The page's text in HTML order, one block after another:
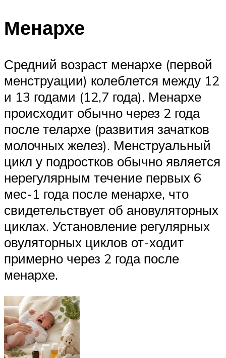
Менархе
Средний возраст менархе (первой
менструации) колеблется между 12
и 13 годами (12,7 года). Менархе
происходит обычно через 2 года
после телархе (развития зачатков
молочных желез). Менструальный
цикл у подростков обычно является
нерегулярным течение первых 6
мес-1 года после менархе, что
свидетельствует об ановуляторных
циклах. Установление регулярных
овуляторных циклов от-ходит
примерно через 2 года после
менархе.